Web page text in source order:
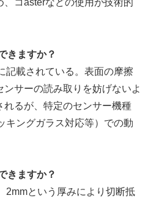
きますか？
記載されている。表面の摩擦
サーの読み取りを妨げないよ
れるが、特定のセンサー機種
キングガラス対応等）での動
きますか？
2mmという厚みにより切断抵